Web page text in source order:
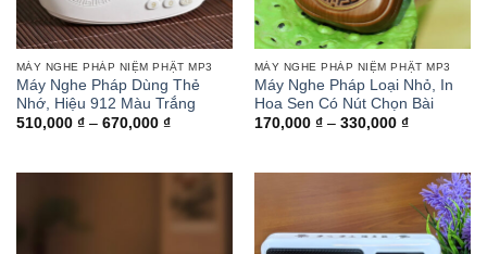
MÁY NGHE PHÁP NIỆM PHẬT MP3
Máy Nghe Pháp Dùng Thẻ
Nhớ, Hiệu 912 Màu Trắng
510,000 ₫ – 670,000 ₫Khoảng
đến
MÁY NGHE PHÁP NIỆM PHẬT MP3
Máy Nghe Pháp Loại Nhỏ, In
Hoa Sen Có Nút Chọn Bài
170,000 ₫ – 330,000 ₫Khoảng
đến
330,000 ₫